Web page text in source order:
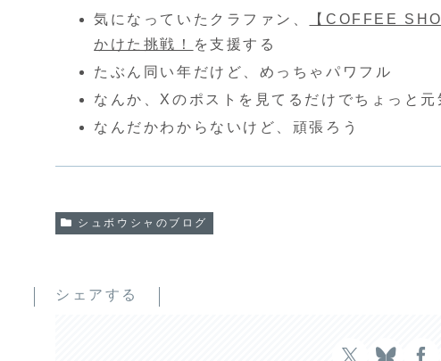
気になっていたクラファン、
【COFFEE
かけた挑戦！
を支援する
たぶん同い年だけど、めっちゃパワフル
なんか、Xのポストを見てるだけでちょっと元
なんだかわからないけど、頑張ろう
シュボウシャのブログ
シェアする